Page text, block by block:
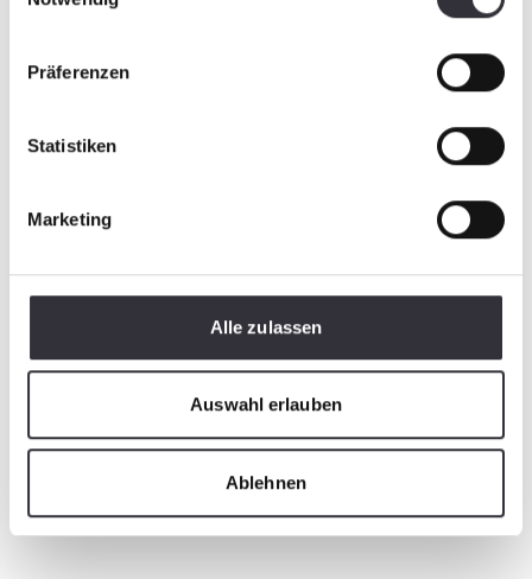
Präferenzen
Statistiken
Marketing
Alle zulassen
Auswahl erlauben
Ablehnen